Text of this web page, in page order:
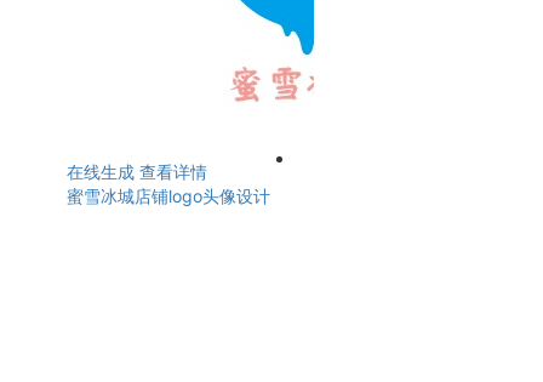
在线生成 查看详情
蜜雪冰城店铺logo头像设计